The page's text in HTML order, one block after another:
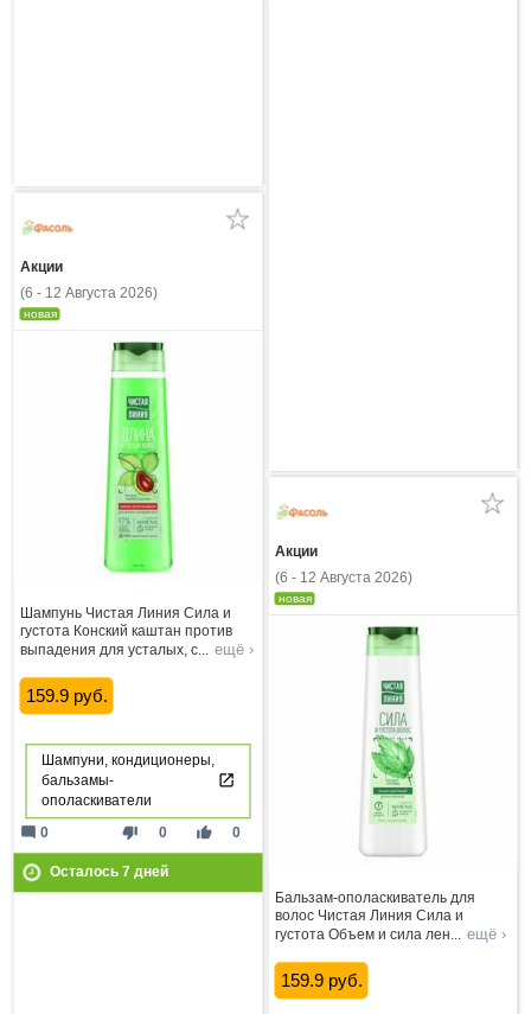
Акции
(6 - 12 Августа 2026)
новая
Шампунь Чистая Линия Сила и
густота Конский каштан против
выпадения для усталых, с... ещё ›
159.9 руб.
Шампуни, кондиционеры,
бальзамы-
ополаскиватели
thumb_down 0 thumb_up 0
mode_comment 0
Осталось 7дней
Акции
(6 - 12 Августа 2026)
новая
Бальзам-ополаскиватель для
волос Чистая Линия Сила и
густота Объем и сила лен
ещё ›
159.9 руб.